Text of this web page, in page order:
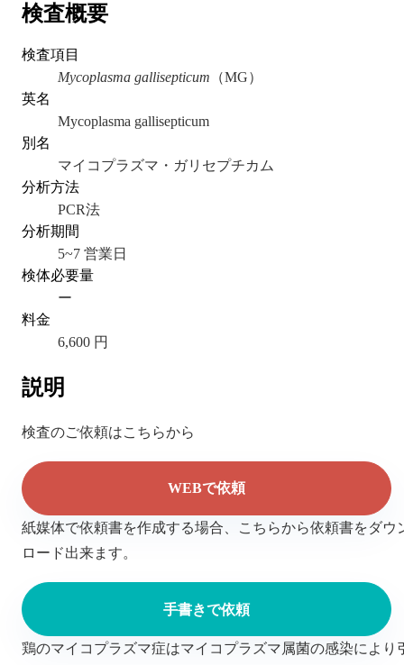
検査概要
検査項目
Mycoplasma gallisepticum （MG）
英名
Mycoplasma gallisepticum
別名
マイコプラズマ・ガリセプチカム
分析方法
PCR法
分析期間
5~7 営業日
検体必要量
ー
料金
6,600 円
説明
検査のご依頼はこちらから
WEBで依頼
紙媒体で依頼書を作成する場合、こちらから依頼書をダウ
ロード出来ます。
手書きで依頼
鶏のマイコプラズマ症はマイコプラズマ属菌の感染により